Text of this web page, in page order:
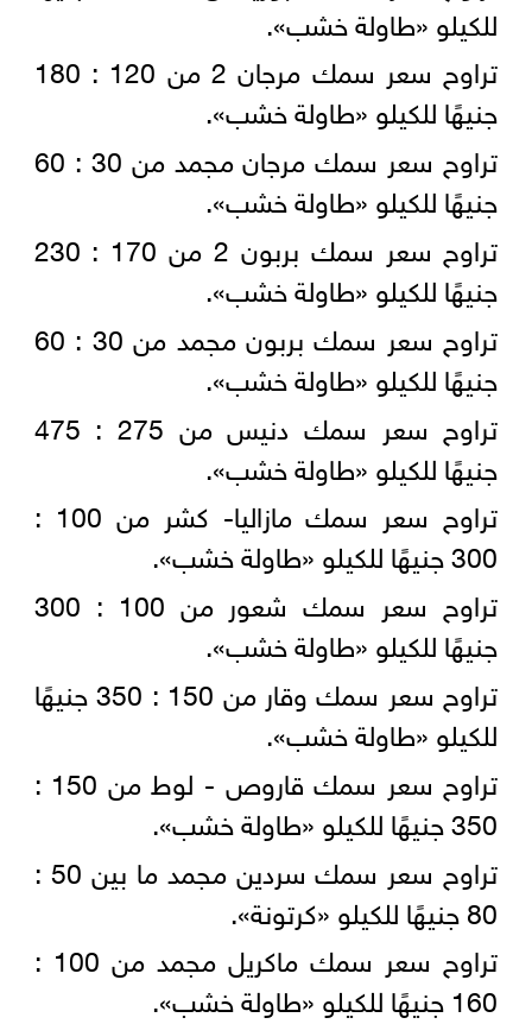
للكيلو «طاولة خشب».
تراوح سعر سمك مرجان 2 من 120 : 180
جنيهًا للكيلو «طاولة خشب».
تراوح سعر سمك مرجان مجمد من 30 : 60
جنيهًا للكيلو «طاولة خشب».
تراوح سعر سمك بربون 2 من 170 : 230
جنيهًا للكيلو «طاولة خشب».
تراوح سعر سمك بربون مجمد من 30 : 60
جنيهًا للكيلو «طاولة خشب».
تراوح سعر سمك دنيس من 275 : 475
جنيهًا للكيلو «طاولة خشب».
تراوح سعر سمك مازاليا- كشر من 100 :
300 جنيهًا للكيلو «طاولة خشب».
تراوح سعر سمك شعور من 100 : 300
جنيهًا للكيلو «طاولة خشب».
تراوح سعر سمك وقار من 150 : 350 جنيهًا
للكيلو «طاولة خشب».
تراوح سعر سمك قاروص - لوط من 150 :
350 جنيهًا للكيلو «طاولة خشب».
تراوح سعر سمك سردين مجمد ما بين 50 :
80 جنيهًا للكيلو «كرتونة».
تراوح سعر سمك ماكريل مجمد من 100 :
160 جنيهًا للكيلو «طاولة خشب».